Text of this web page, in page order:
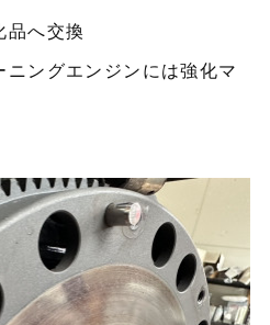
品へ交換
ングエンジンには強化マ